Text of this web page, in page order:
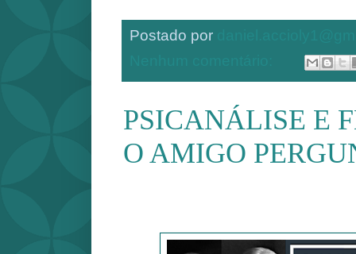
Postado por
PSICANÁLISE E
O AMIGO